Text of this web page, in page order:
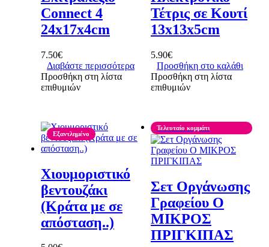
Connect 4
24x17x4cm
7.50€
Διαβάστε περισσότερα
Προσθήκη στη λίστα
επιθυμιών
Τέτρις σε Κουτί
13x13x5cm
5.90€
Προσθήκη στο καλάθι
Προσθήκη στη λίστα
επιθυμιών
Εξαντλημένο
Χιουμοριστικό
βεντουζάκι
(Κράτα με σε
απόσταση..)
Τελευταίο κομμάτι
Σετ Οργάνωσης
Γραφείου Ο
ΜΙΚΡΟΣ
ΠΡΙΓΚΙΠΑΣ